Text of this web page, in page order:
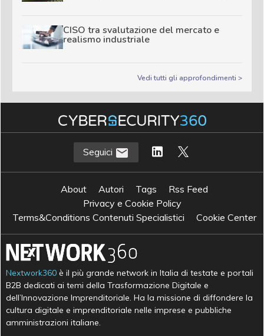
CISO tra svalutazione del mercato e
realismo industriale
Vedi tutti gli approfondimenti >
Seguici
About Autori Tags
Rss Feed
Privacy e Cookie Policy
Terms&Conditions Contenuti Specialistici
Cookie Center
Nextwork360 è il più grande network in Italia di testate e portali
B2B dedicati ai temi della Trasformazione Digitale e
dell’Innovazione Imprenditoriale. Ha la missione di diffondere la
cultura digitale e imprenditoriale nelle imprese e pubbliche
amministrazioni italiane.